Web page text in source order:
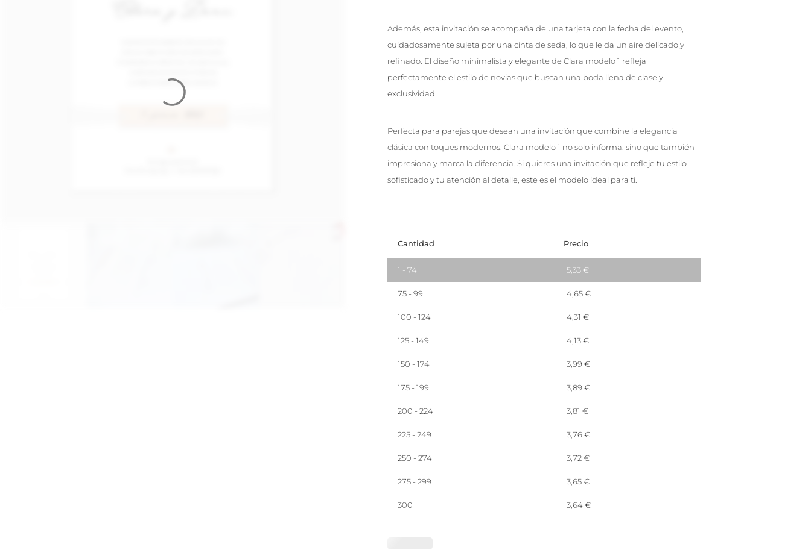
Además, esta invitación se acompaña de una tarjeta con la fecha del evento,
cuidadosamente sujeta por una cinta de seda, lo que le da un aire delicado y
refinado. El diseño minimalista y elegante de Clara modelo 1 refleja
perfectamente el estilo de novias que buscan una boda llena de clase y
exclusividad.
Perfecta para parejas que desean una invitación que combine la elegancia
clásica con toques modernos, Clara modelo 1 no solo informa, sino que también
impresiona y marca la diferencia. Si quieres una invitación que refleje tu estilo
sofisticado y tu atención al detalle, este es el modelo ideal para ti.
Cantidad Precio
1 - 74 5,33 €
75 - 99 4,65€
100 - 124 4,31€
125 - 149 4,13€
150 - 174 3,99€
175 - 199 3,89€
200 - 224 3,81€
225 - 249 3,76€
250 - 274 3,72€
275 - 299 3,65€
300+ 3,64€